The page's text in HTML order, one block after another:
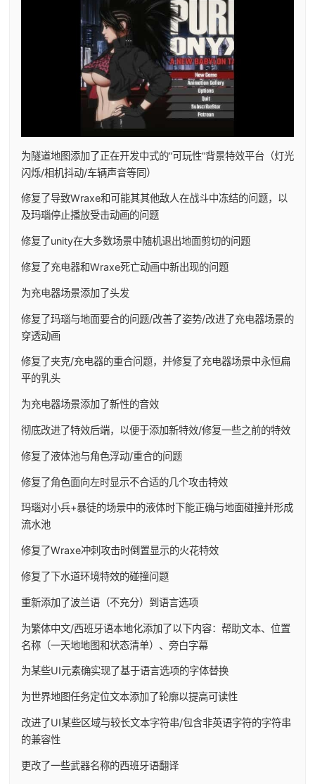
为隧道地图添加了正在开发中式的”可玩性”背景特效平台（灯光
闪烁/相机抖动/车辆声音等同）
修复了导致Wraxe和可能其其他敌人在战斗中冻结的问题，以
及玛瑙停止播放受击动画的问题
修复了unity在大多数场景中随机退出地面剪切的问题
修复了充电器和Wraxe死亡动画中新出现的问题
为充电器场景添加了头发
修复了玛瑙与地面要合的问题/改善了姿势/改进了充电器场景的
穿透动画
修复了夹克/充电器的重合问题，并修复了充电器场景中永恒扁
平的乳头
为充电器场景添加了新性的音效
彻底改进了特效后端，以便于添加新特效/修复一些之前的特效
修复了液体池与角色浮动/重合的问题
修复了角色面向左时显示不合适的几个攻击特效
玛瑙对小兵+暴徒的场景中的液体时下能正确与地面碰撞并形成
流水池
修复了Wraxe冲刺攻击时倒置显示的火花特效
修复了下水道环境特效的碰撞问题
重新添加了波兰语（不充分）到语言选项
为繁体中文/西班牙语本地化添加了以下内容：帮助文本、位置
名称（一天地地图和状态清单）、旁白字幕
为某些UI元素确实现了基于语言选项的字体替换
为世界地图任务定位文本添加了轮廓以提高可读性
改进了UI某些区域与较长文本字符串/包含非英语字符的字符串
的兼容性
更改了一些武器名称的西班牙语翻译